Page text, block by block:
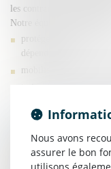
les contraintes du droit
Notre équipe intervient
protéger le domaine
dépendances) ;
mobiliser le
traiter les enjeux de
Prévenir
de l’action
Nous avons
assurer le bon
utilisons